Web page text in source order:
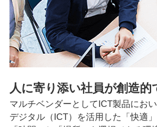
人に寄り添い社員が創造
マルチベンダーとしてICT製品にお
デジタル（ICT）を活用した「快適